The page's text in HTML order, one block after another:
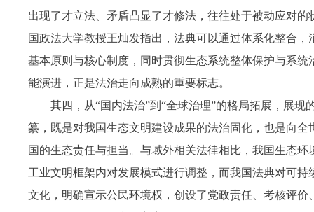
出现了才立法、矛盾凸显了才修法，往往处于被动应对
国政法大学教授王灿发指出，法典可以通过体系化整合
基本原则与核心制度，同时贯彻生态系统整体保护与系
能演进，正是法治走向成熟的重要标志。
其四，从“国内法治”到“全球治理”的格局拓展，展
纂，既是对我国生态文明建设成果的法治固化，也是向
国的生态责任与担当。与域外相关法律相比，我国生态
工业文明框架内对发展模式进行调整，而我国法典对可
文化，明确宣示公民环境权，创设了党政责任、考核评